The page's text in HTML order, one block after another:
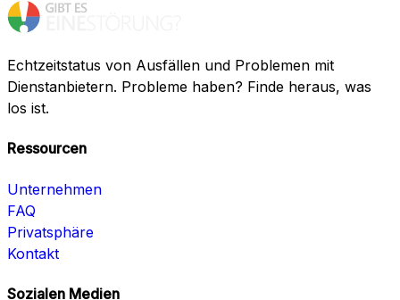
Echtzeitstatus von Ausfällen und Problemen mit
Dienstanbietern. Probleme haben? Finde heraus, was
los ist.
Ressourcen
Unternehmen
FAQ
Privatsphäre
Kontakt
Sozialen Medien